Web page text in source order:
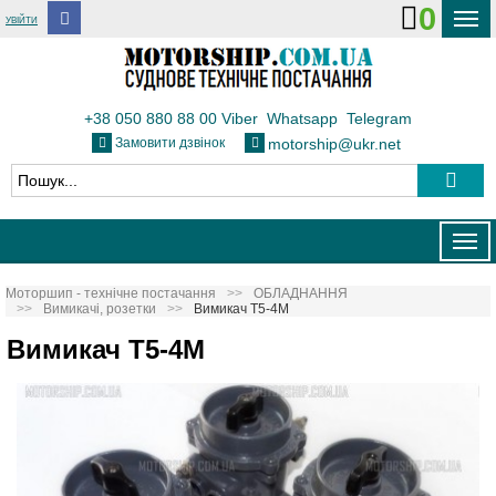
УВІЙТИ
ДОСТАВКА І ОПЛАТА
ТЕПЛОВОЗИ
КОНТАКТИ
0
+38 050 880 88 00 Viber Whatsapp Telegram
Замовити дзвінок motorship@ukr.net
Моторшип - технічне постачання
ОБЛАДНАННЯ
Вимикачі, розетки
Вимикач Т5-4М
Вимикач Т5-4М